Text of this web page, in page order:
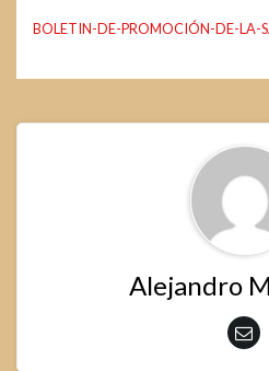
BOLETIN-DE-PROMOCIÓN-DE-LA-
Alejandro